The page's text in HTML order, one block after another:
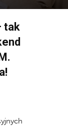
tak